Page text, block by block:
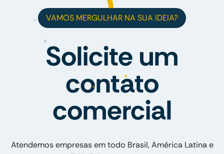
VAMOS MERGULHAR NA SUA IDEIA?
Solicite um
contato
comercial
Atendemos empresas em todo Brasil, América Latina e